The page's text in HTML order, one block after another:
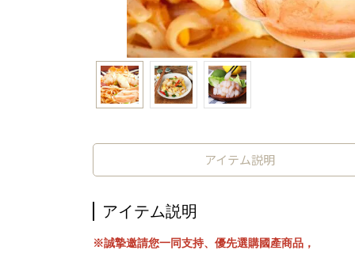
アイテム説明
アイテム説明
※誠摯邀請您一同支持、優先選購國產商品，